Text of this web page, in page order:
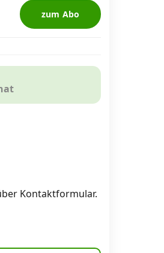
zum Abo
Kontaktformular.